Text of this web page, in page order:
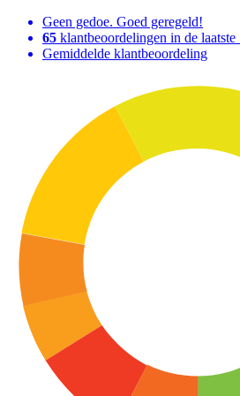
Geen gedoe. Goed geregeld!
65 klantbeoordelingen in de laatste
Gemiddelde klantbeoordeling